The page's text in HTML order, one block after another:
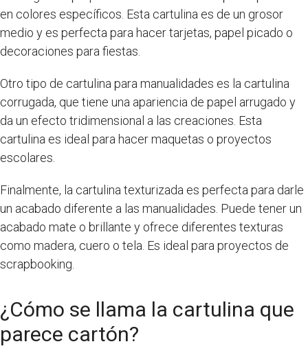
en colores específicos. Esta cartulina es de un grosor
medio y es perfecta para hacer tarjetas, papel picado o
decoraciones para fiestas.
Otro tipo de cartulina para manualidades es la cartulina
corrugada, que tiene una apariencia de papel arrugado y
da un efecto tridimensional a las creaciones. Esta
cartulina es ideal para hacer maquetas o proyectos
escolares.
Finalmente, la cartulina texturizada es perfecta para darle
un acabado diferente a las manualidades. Puede tener un
acabado mate o brillante y ofrece diferentes texturas
como madera, cuero o tela. Es ideal para proyectos de
scrapbooking.
¿Cómo se llama la cartulina que
parece cartón?